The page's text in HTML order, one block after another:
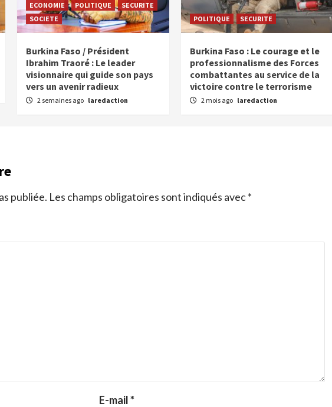
ECONOMIE POLITIQUE
SECURITE
SOCIETE
Burkina Faso / Président
Ibrahim Traoré : Le leader
visionnaire qui guide son pays
vers un avenir radieux
2 semaines ago laredaction
POLITIQUE SECURITE
Burkina Faso : Le courage et le
professionnalisme des Forces
combattantes au service de la
victoire contre le terrorisme
2 mois ago laredaction
publiée. Les champs obligatoires sont indiqués avec*
E-mail*